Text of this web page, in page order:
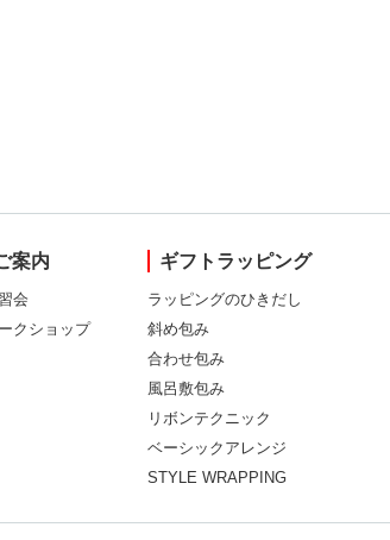
案内
会
クショップ
ギフトラッピング
ラッピングのひきだし
斜め包み
合わせ包み
風呂敷包み
リボンテクニック
ベーシックアレンジ
STYLE WRAPPING